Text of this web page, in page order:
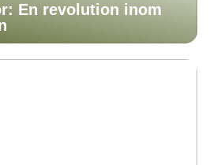
En revolution inom